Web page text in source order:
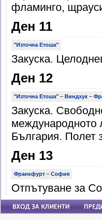
фламинго,
Ден 11
"Източна Етоша"
Закуска.
Ден 12
"Източна Етоша" – Виндхук –
Закуска.
международното
България. Полет
Ден 13
Франкфурт – София
Отпътуване за